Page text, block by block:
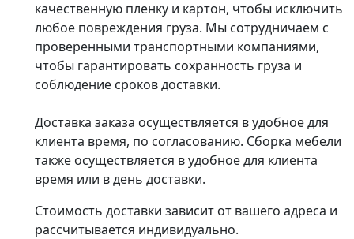
качественную пленку и картон, чтобы исключить
любое повреждения груза. Мы сотрудничаем с
проверенными транспортными компаниями,
чтобы гарантировать сохранность груза и
соблюдение сроков доставки.
Доставка заказа осуществляется в удобное для
клиента время, по согласованию. Сборка мебели
также осуществляется в удобное для клиента
время или в день доставки.
Стоимость доставки зависит от вашего адреса и
рассчитывается индивидуально.